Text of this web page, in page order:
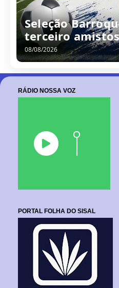
Seleção
terceiro
08/08/2026
RÁDIO NOSSA VOZ
PORTAL FOLHA DO SISAL